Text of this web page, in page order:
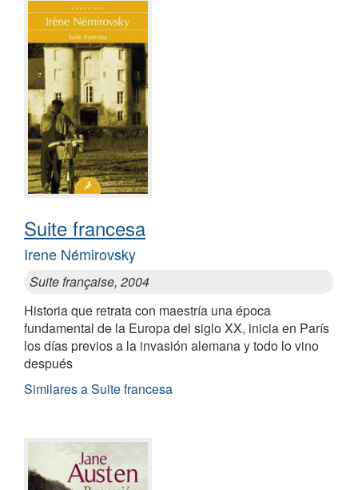
Suite francesa
Irene Némirovsky
Suite française, 2004
Historia que retrata con maestría una época
fundamental de la Europa del siglo XX, inicia en París
los días previos a la invasión alemana y todo lo vino
después
Similares a Suite francesa